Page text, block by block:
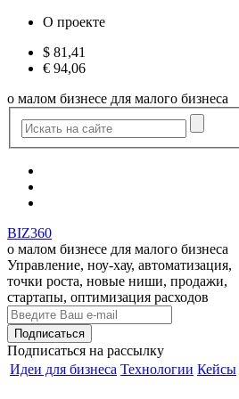
О проекте
$ 81,41
€ 94,06
о малом бизнесе для малого бизнеса
BIZ360
о малом бизнесе для малого бизнеса
Управление, ноу-хау, автоматизация,
точки роста, новые ниши, продажи,
стартапы, оптимизация расходов
Подписаться на рассылку
Идеи для бизнеса Технологии Кейсы